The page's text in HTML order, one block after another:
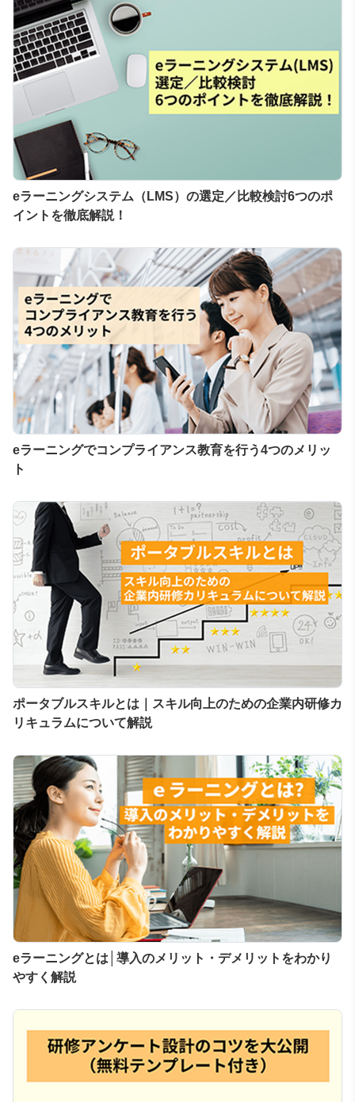
eラーニングシステム（LMS）の選定／比較検討6つのポ
イントを徹底解説！
eラーニングでコンプライアンス教育を行う4つのメリッ
ト
ポータブルスキルとは｜スキル向上のための企業内研修カ
リキュラムについて解説
eラーニングとは│導入のメリット・デメリットをわかり
やすく解説